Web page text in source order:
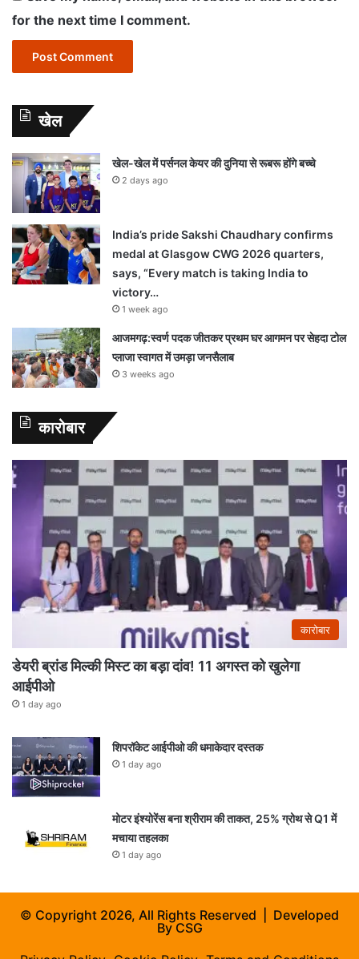
for the next time I comment.
खेल
खेल-खेल में पर्सनल केयर की दुनिया से रूबरू होंगे बच्चे
2 days ago
India’s pride Sakshi Chaudhary confirms
medal at Glasgow CWG 2026 quarters,
says, “Every match is taking India to
victory…
1 week ago
आजमगढ़:स्वर्ण पदक जीतकर प्रथम घर आगमन पर सेहदा टोल
प्लाजा स्वागत में उमड़ा जनसैलाब
3 weeks ago
कारोबार
कारोबार
डेयरी ब्रांड मिल्की मिस्ट का बड़ा दांव! 11 अगस्त को खुलेगा
आईपीओ
1 day ago
शिपरॉकेट आईपीओ की धमाकेदार दस्तक
1 day ago
मोटर इंश्योरेंस बना श्रीराम की ताकत, 25% ग्रोथ से Q1 में
मचाया तहलका
1 day ago
© Copyright 2026, All Rights Reserved | Developed
ByCSG